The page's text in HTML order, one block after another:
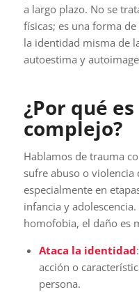
a largo plazo. No se
físicas; es una forma
la identidad misma de
autoestima y
¿Por qué
complejo?
Hablamos de trauma
sufre abuso o violencia
especialmente en
infancia y
homofobia, el daño es
Ataca la identidad
acción o
persona.